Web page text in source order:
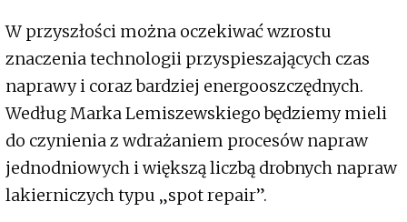
W przyszłości można oczekiwać wzrostu
znaczenia technologii przyspieszających czas
naprawy i coraz bardziej energooszczędnych.
Według Marka Lemiszewskiego będziemy mieli
do czynienia z wdrażaniem procesów napraw
jednodniowych i większą liczbą drobnych napraw
lakierniczych typu „spot repair”.